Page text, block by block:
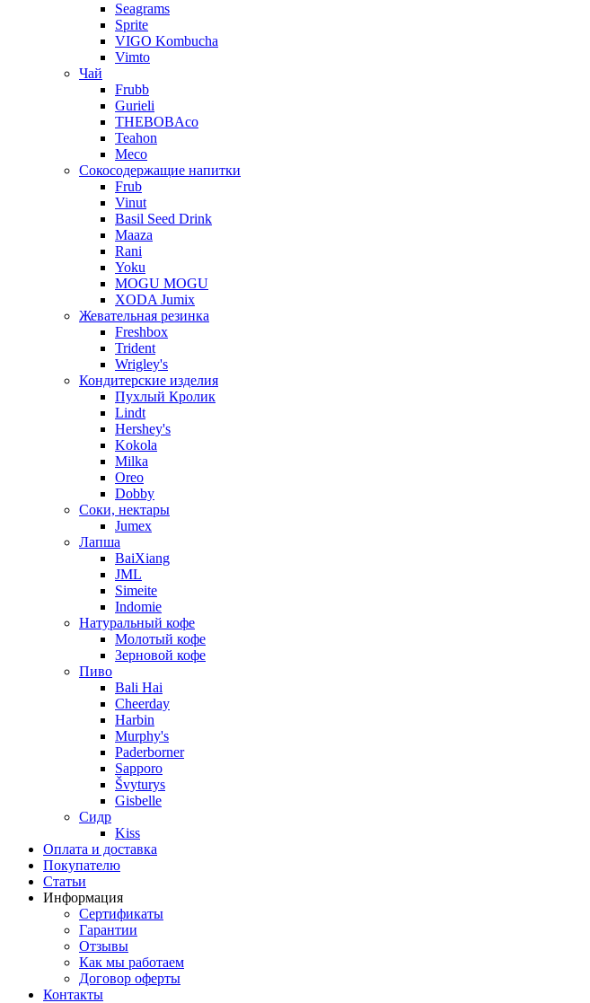
Seagrams
Sprite
VIGO Kombucha
Vimto
Чай
Frubb
Gurieli
THEBOBAco
Teahon
Meco
Сокосодержащие напитки
Frub
Vinut
Basil Seed Drink
Maaza
Rani
Yoku
MOGU MOGU
XODA Jumix
Жевательная резинка
Freshbox
Trident
Wrigley's
Кондитерские изделия
Пухлый Кролик
Lindt
Hershey's
Kokola
Milka
Oreo
Dobby
Соки, нектары
Jumex
Лапша
BaiXiang
JML
Simeite
Indomie
Натуральный кофе
Молотый кофе
Зерновой кофе
Пиво
Bali Hai
Cheerday
Harbin
Murphy's
Paderborner
Sapporo
Švyturys
Gisbelle
Сидр
Kiss
Оплата и доставка
Покупателю
Статьи
Информация
Сертификаты
Гарантии
Отзывы
Как мы работаем
Договор оферты
Контакты